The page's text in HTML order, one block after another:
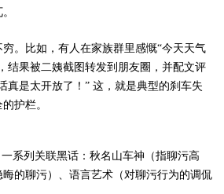
。比如，有人在家族群里感慨“今天天气
结果被二姨截图转发到朋友圈，并配文评
真是太开放了！” 这，就是典型的刹车失
护栏。
系列关联黑话：秋名山车神 （指聊污高
晦的聊污）、语言艺术 （对聊污行为的调侃